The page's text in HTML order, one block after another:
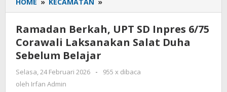
HOME » KECAMATAN »
Berkah,
SD
Inpres
Laksanakan
Ramadan Berkah, UPT SD Inpres 6/75
Corawali Laksanakan Salat Duha
Sebelum Belajar
Selasa, 24 Februari 2026
oleh
-
955 x dibaca
oleh Irfan Admin